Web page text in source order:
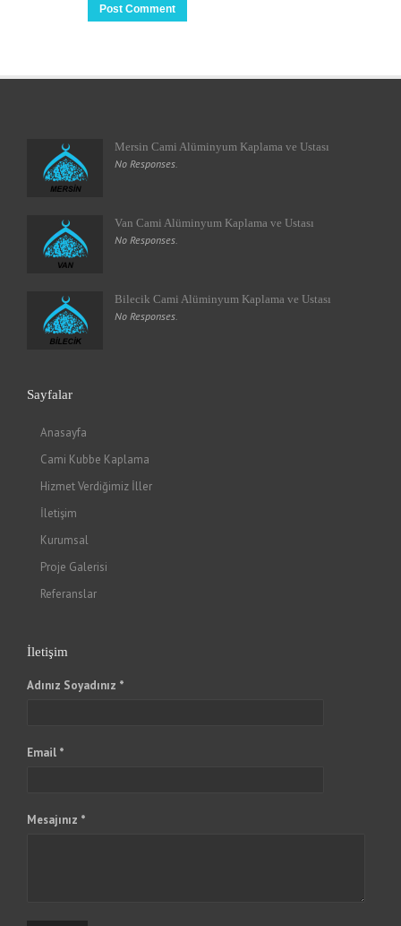
Mersin Cami Alüminyum Kaplama ve Ustası
No Responses.
Van Cami Alüminyum Kaplama ve Ustası
No Responses.
Bilecik Cami Alüminyum Kaplama ve Ustası
No Responses.
Sayfalar
Anasayfa
Cami Kubbe Kaplama
Hizmet Verdiğimiz İller
İletişim
Kurumsal
Proje Galerisi
Referanslar
İletişim
Adınız Soyadınız *
Email *
Mesajınız *